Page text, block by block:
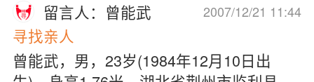
2007/12/21 11:44
留言人：曾能武
寻找亲人
曾能武，男，23岁(1984年12月10日出